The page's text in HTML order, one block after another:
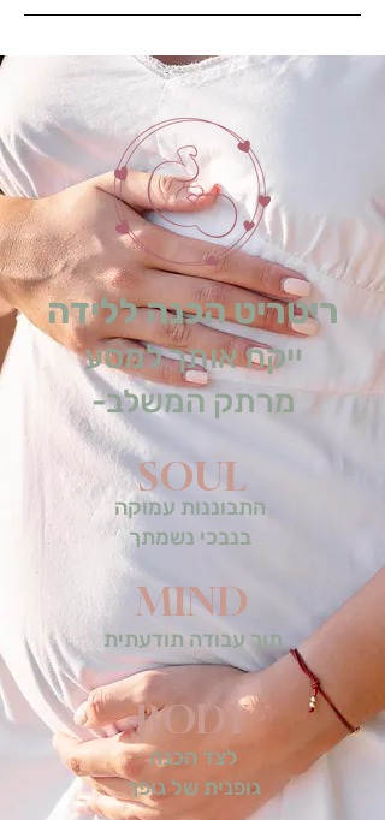
ריטריט הכנה ללידה
ייקח אותך למסע
מרתק המשלב-
SOUL
התבוננות עמוקה
בנבכי נשמתך
MIND
תוך עבודה תודעתית
BODY
לצד הכנה
גופנית של גופך